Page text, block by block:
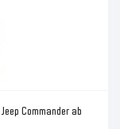
Commander ab